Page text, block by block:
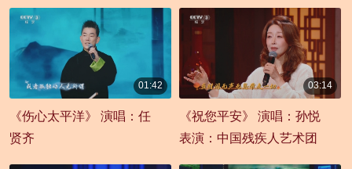
01:42
《伤心太平洋》 演唱：任
贤齐
03:14
《祝您平安》 演唱：孙悦
表演：中国残疾人艺术团